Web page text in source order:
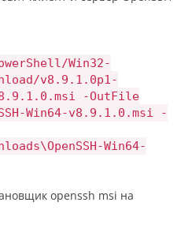
Win32-
v8.9.1.0p1-
v8.9.1.0.msi -OutFile
Win64-v8.9.1.0.msi -
Win64-